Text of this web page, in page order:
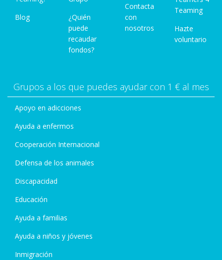
Blog
¿Quién
puede
recaudar
fondos?
Contacta
con
nosotros
Teaming
Hazte
voluntario
Grupos a los que puedes ayudar con 1 € al mes
Apoyo en adicciones
Ayuda a enfermos
Cooperación Internacional
Defensa de los animales
Discapacidad
Educación
Ayuda a familias
Ayuda a niños y jóvenes
Inmigración